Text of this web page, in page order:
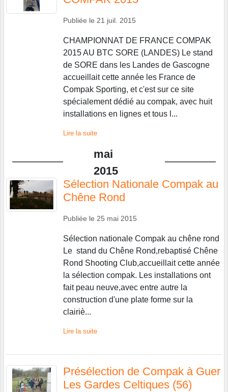
Publiée le 21 juil. 2015
CHAMPIONNAT DE FRANCE COMPAK
2015 AU BTC SORE (LANDES) Le stand
de SORE dans les Landes de Gascogne
accueillait cette année les France de
Compak Sporting, et c'est sur ce site
spécialement dédié au compak, avec huit
installations en lignes et tous l...
Lire la suite
mai
2015
Sélection Nationale Compak au
Chêne Rond
Publiée le 25 mai 2015
Sélection nationale Compak au chêne rond
Le stand du Chêne Rond,rebaptisé Chêne
Rond Shooting Club,accueillait cette année
la sélection compak. Les installations ont
fait peau neuve,avec entre autre la
construction d'une plate forme sur la
clairiè...
Lire la suite
Présélection de Compak à Guer
Les Gardes Celtiques (56)